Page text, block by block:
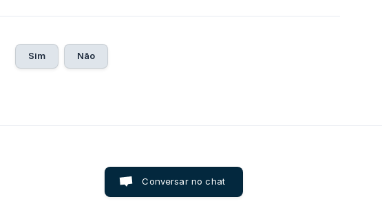
Sim Não
Conversar no chat